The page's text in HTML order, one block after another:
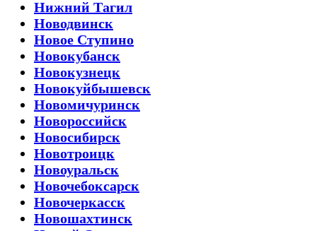
Нижний Тагил
Новодвинск
Новое Ступино
Новокубанск
Новокузнецк
Новокуйбышевск
Новомичуринск
Новороссийск
Новосибирск
Новотроицк
Новоуральск
Новочебоксарск
Новочеркасск
Новошахтинск